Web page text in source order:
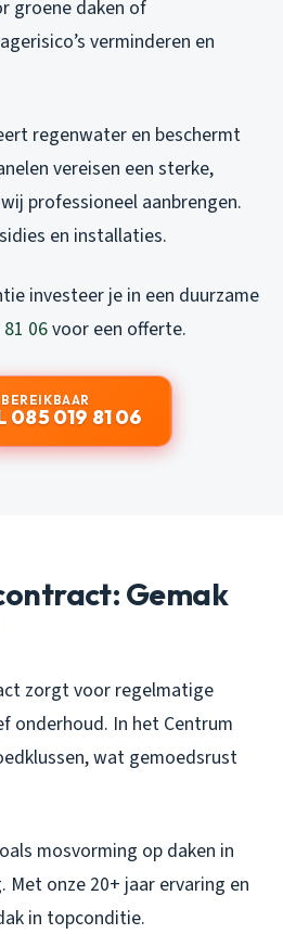
groene daken of
verminderen en
regenwater en beschermt
vereisen een sterke,
professioneel aanbrengen.
en installaties.
investeer je in een duurzame
06voor een offerte.
085 019 81 06
Gemak
zorgt voor regelmatige
onderhoud. In het Centrum
wat gemoedsrust
mosvorming op daken in
onze 20+ jaar ervaring en
in topconditie.